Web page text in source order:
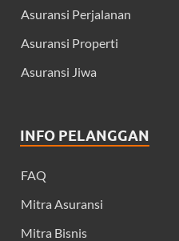
Asuransi Perjalanan
Asuransi Properti
Asuransi Jiwa
INFO PELANGGAN
FAQ
Mitra Asuransi
Mitra Bisnis